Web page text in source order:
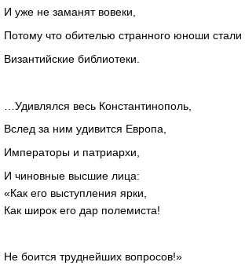
И уже не заманят вовеки,
Потому что обителью странного юноши стали
Византийские библиотеки.
…Удивлялся весь Константинополь,
Вслед за ним удивится Европа,
Императоры и патриархи,
И чиновные высшие лица:
«Как его выступления ярки,
Как широк его дар полемиста!
Не боится труднейших вопросов!»